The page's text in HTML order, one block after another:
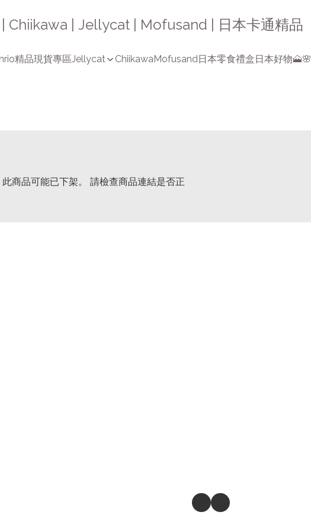
Chiikawa | Jellycat | Mofusand | 日本卡通精品
精品現貨專區Jellycat ChiikawaMofusand日本零食禮盒日本好物🗻🌸
商品可能已下架。 請檢查商品連結是否正